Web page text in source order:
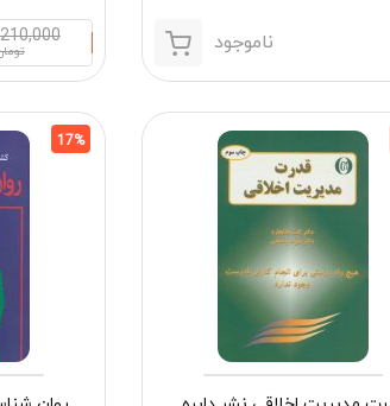
ناموجود 210,000
17%